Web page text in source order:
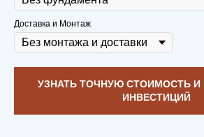
Доставка и Монтаж
УЗНАТЬ ТОЧНУЮ СТОИМОСТЬ И
ИНВЕСТИЦИЙ